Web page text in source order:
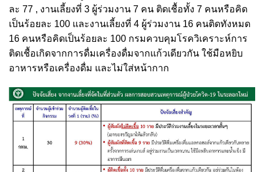
ละ 77 , งานเลี้ยงที่ 3 ผู้ร่วมงาน 7 คน ติดเชื้อทั้ง 7 คนหรือคิด
เป็นร้อยละ 100 และงานเลี้ยงที่ 4 ผู้ร่วมงาน 16 คนติดทังหมด
16 คนหรือคิดเป็นร้อยละ 100 กรมควบคุมโรควิเคราะห์การ
ติดเชื้อเกิดจากการดื่มเครื่องดื่มจากแก้วเดียวกัน ใช้มือหยิบ
อาหารหรือเครื่องดื่ม และไม่ใส่หน้ากาก